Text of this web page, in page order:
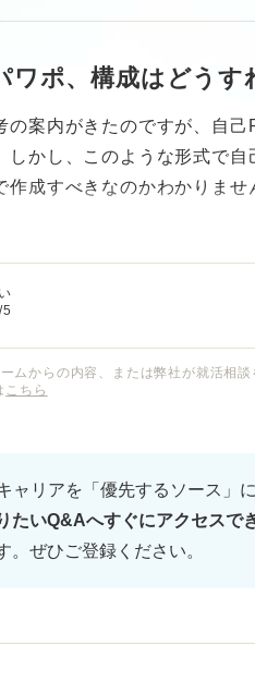
ワポ、構成はどうす
の案内がきたのですが、自
しかし、このような形式で自
作成すべきなのかわかりませ
ていただけると嬉しいです。
ントで発表する最中に気をつ
ても教えてください。よろし
ムからの内容、または弊社が就活相
こちら
ャリアを「優先するソース」に
たいQ&Aへすぐにアクセスで
。ぜひご登録ください。